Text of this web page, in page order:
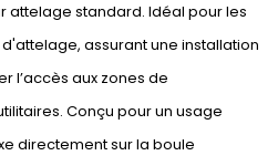
attelage standard. Idéal pour les
assurant une installation
l’accès aux zones de
Conçu pour un usage
directement sur la boule